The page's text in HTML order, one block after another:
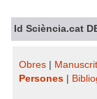
Id Sciència.cat
Obres
Persones